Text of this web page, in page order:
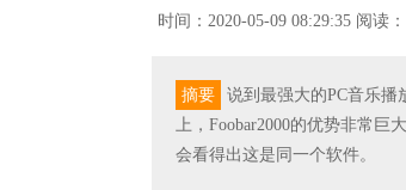
时间：2020-05-09 08:29:35 阅读
摘要
说到最强大的PC音乐播
上，Foobar2000的优势非常巨
会看得出这是同一个软件。